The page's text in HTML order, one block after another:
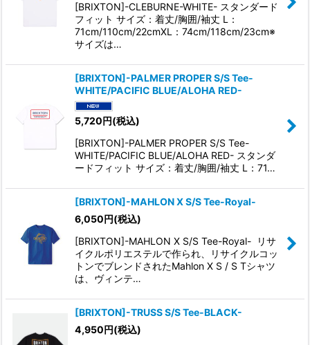
[BRIXTON]-CLEBURNE-WHITE- スタンダード
フィット サイズ：着丈/胸囲/袖丈 L：
71cm/110cm/22cmXL：74cm/118cm/23cm※
サイズは…
[BRIXTON]-PALMER PROPER S/S Tee-
WHITE/PACIFIC BLUE/ALOHA RED-
5,720円(税込)
[BRIXTON]-PALMER PROPER S/S Tee-
WHITE/PACIFIC BLUE/ALOHA RED- スタンダ
ードフィット サイズ：着丈/胸囲/袖丈 L：71…
[BRIXTON]-MAHLON X S/S Tee-Royal-
6,050円(税込)
[BRIXTON]-MAHLON X S/S Tee-Royal- リサ
イクルポリエステルで作られ、リサイクルコッ
トンでブレ​​ンドされたMahlon X S / S Tシャツ
は、ヴィンテ…
[BRIXTON]-TRUSS S/S Tee-BLACK-
4,950円(税込)